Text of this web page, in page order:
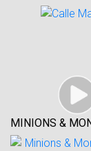
MINIONS &